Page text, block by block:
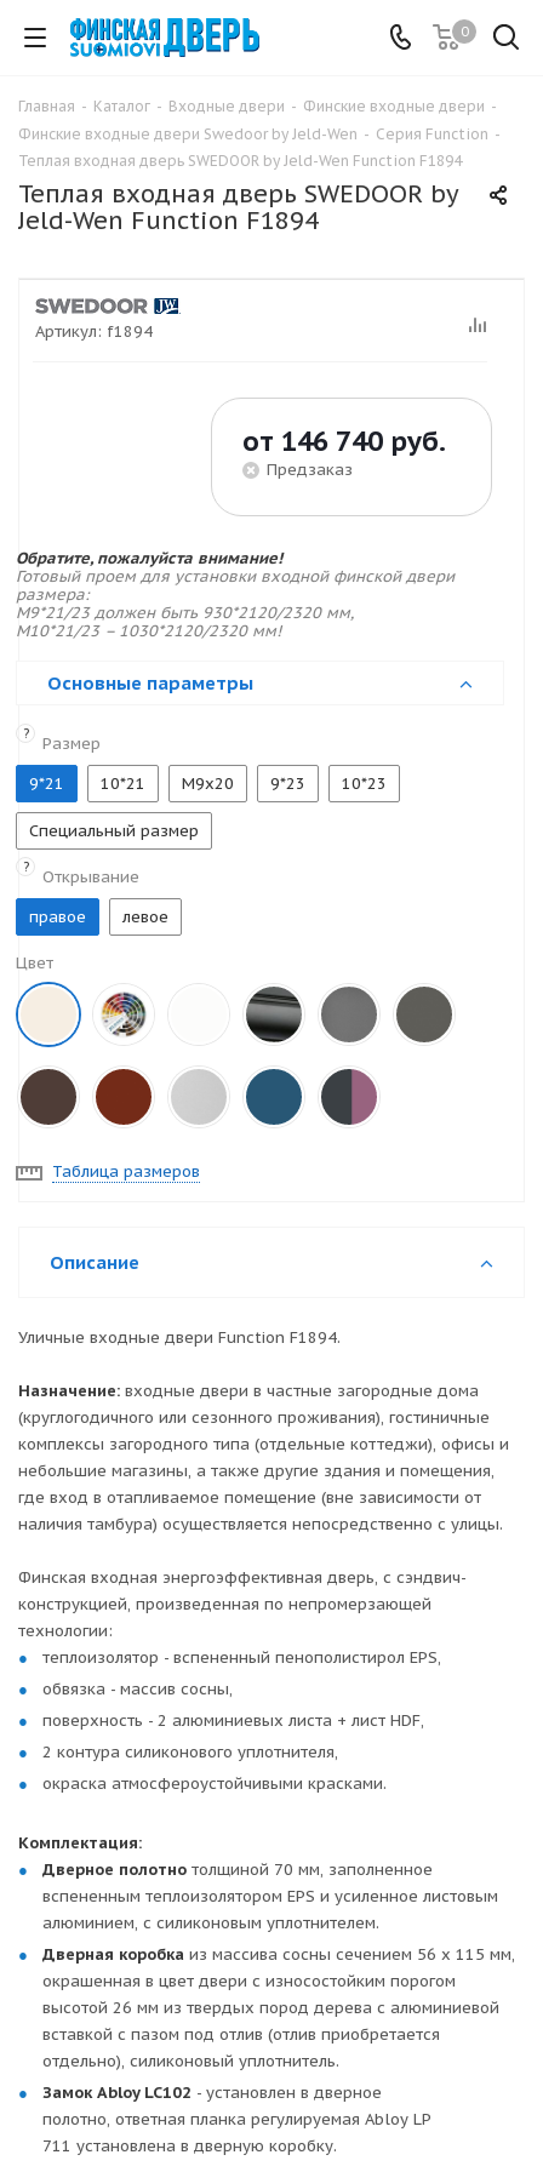
0
Главная - Каталог - Входные двери - Финские входные двери -
Финские входные двери Swedoor by Jeld-Wen - Серия Function -
Теплая входная дверь SWEDOOR by Jeld-Wen Function F1894
Теплая входная дверь SWEDOOR by
Jeld-Wen Function F1894
Артикул: f1894
от 146 740 руб.
Предзаказ
Обратите, пожалуйста внимание!
Готовый проем для установки входной финской двери
размера:
M9*21/23 должен быть 930*2120/2320 мм,
M10*21/23 – 1030*2120/2320 мм!
Основные параметры
?
Размер
9*21
10*21 M9x20 9*23 10*23
Специальный размер
?
Открывание
правое
левое
Цвет
Таблица размеров
Описание
Уличные входные двери Function F1894.
Назначение: входные двери в частные загородные дома
(круглогодичного или сезонного проживания), гостиничные
комплексы загородного типа (отдельные коттеджи), офисы и
небольшие магазины, а также другие здания и помещения,
где вход в отапливаемое помещение (вне зависимости от
наличия тамбура) осуществляется непосредственно с улицы.
Финская входная энергоэффективная дверь, с сэндвич-
конструкцией, произведенная по непромерзающей
технологии:
теплоизолятор - вспененный пенополистирол EPS,
обвязка - массив сосны,
поверхность - 2 алюминиевых листа + лист HDF,
2 контура силиконового уплотнителя,
окраска атмосфероустойчивыми красками.
Комплектация:
Дверное полотно толщиной 70 мм, заполненное
вспененным теплоизолятором EPS и усиленное листовым
алюминием, с силиконовым уплотнителем.
Дверная коробка из массива сосны сечением 56 х 115 мм,
окрашенная в цвет двери с износостойким порогом
высотой 26 мм из твердых пород дерева с алюминиевой
вставкой с пазом под отлив (отлив приобретается
отдельно), силиконовый уплотнитель.
Замок Abloy LC102 - установлен в дверное
полотно, ответная планка регулируемая Abloy LP
711 установлена в дверную коробку.